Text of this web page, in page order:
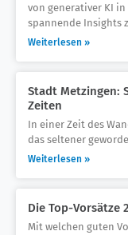
von generativer KI
spannende Insights
Weiterlesen »
Stadt Metzingen:
Zeiten
In einer Zeit des
das seltener
Weiterlesen »
Die Top-Vorsätze
Mit welchen guten